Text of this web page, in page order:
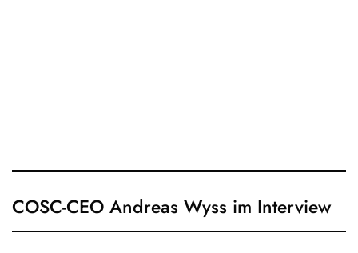
COSC-CEO Andreas Wyss im Interview